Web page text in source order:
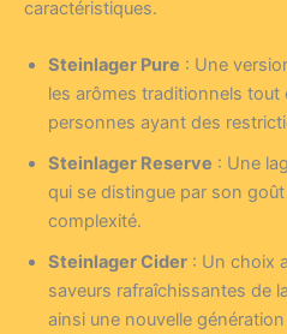
caractéristiques.
Steinlager Pure : Une
les arômes traditionnels tout
personnes ayant des
Steinlager Reserve : Une
qui se distingue par son
complexité.
Steinlager Cider : Un choix
saveurs rafraîchissantes de
ainsi une nouvelle génération